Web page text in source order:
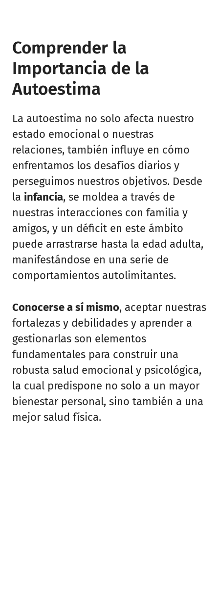
Comprender la
Importancia de la
Autoestima
La autoestima no solo afecta nuestro
estado emocional o nuestras
relaciones, también influye en cómo
enfrentamos los desafíos diarios y
perseguimos nuestros objetivos. Desde
la infancia, se moldea a través de
nuestras interacciones con familia y
amigos, y un déficit en este ámbito
puede arrastrarse hasta la edad adulta,
manifestándose en una serie de
comportamientos autolimitantes.
Conocerse a sí mismo, aceptar nuestras
fortalezas y debilidades y aprender a
gestionarlas son elementos
fundamentales para construir una
robusta salud emocional y psicológica,
la cual predispone no solo a un mayor
bienestar personal, sino también a una
mejor salud física.